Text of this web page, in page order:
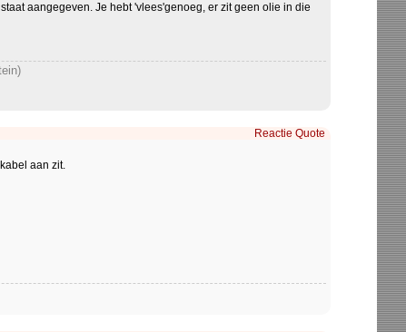
aangegeven. Je hebt 'vlees'genoeg, er zit geen olie in die
Reactie Quote
aan zit.